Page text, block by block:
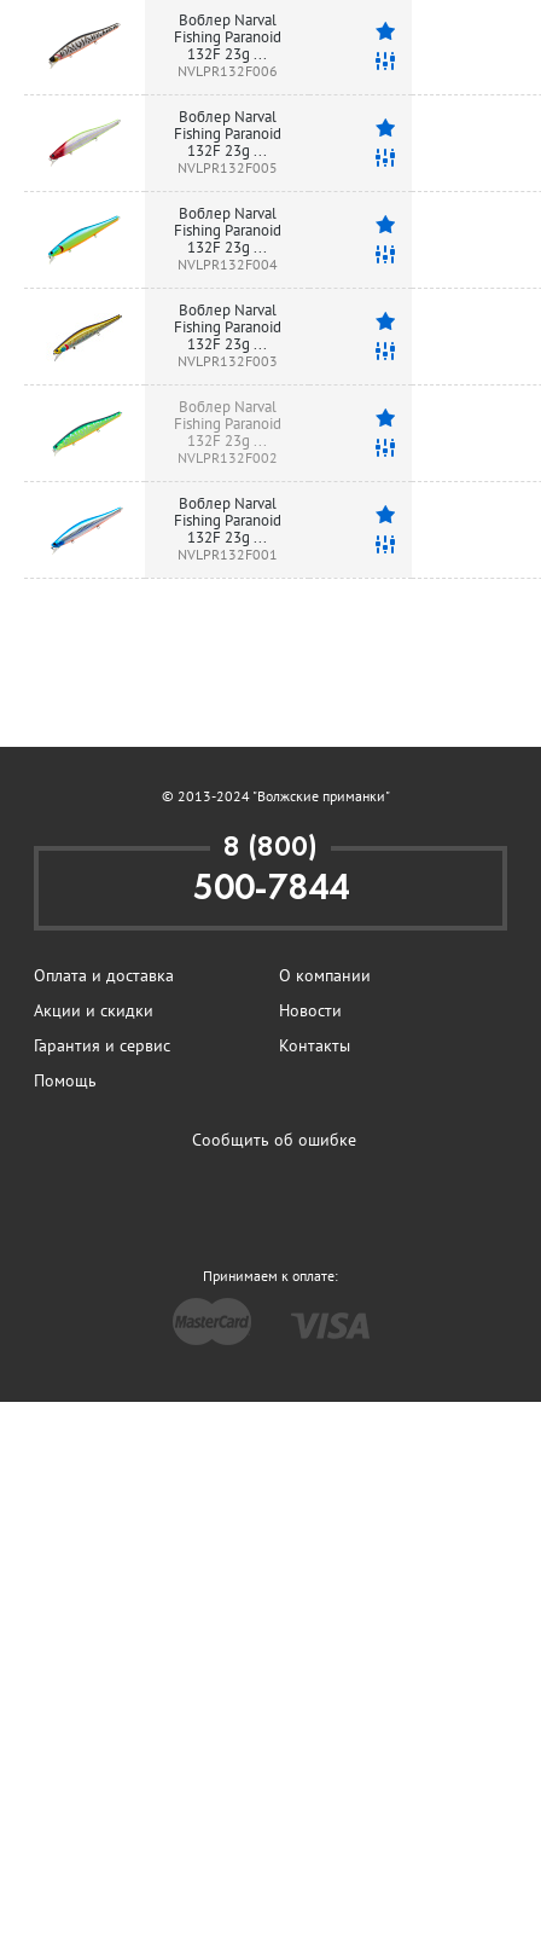
Воблер Narval
Fishing Paranoid
132F 23g ...
NVLPR132F006
Воблер Narval
Fishing Paranoid
132F 23g ...
NVLPR132F005
Воблер Narval
Fishing Paranoid
132F 23g ...
NVLPR132F004
Воблер Narval
Fishing Paranoid
132F 23g ...
NVLPR132F003
Воблер Narval
Fishing Paranoid
132F 23g ...
NVLPR132F002
Воблер Narval
Fishing Paranoid
132F 23g ...
NVLPR132F001
© 2013-2024 "Волжские приманки"
8 (800)
500-7844
Оплата и доставка
О компании
Акции и скидки
Новости
Гарантия и сервис
Контакты
Помощь
Сообщить об ошибке
Принимаем к оплате: